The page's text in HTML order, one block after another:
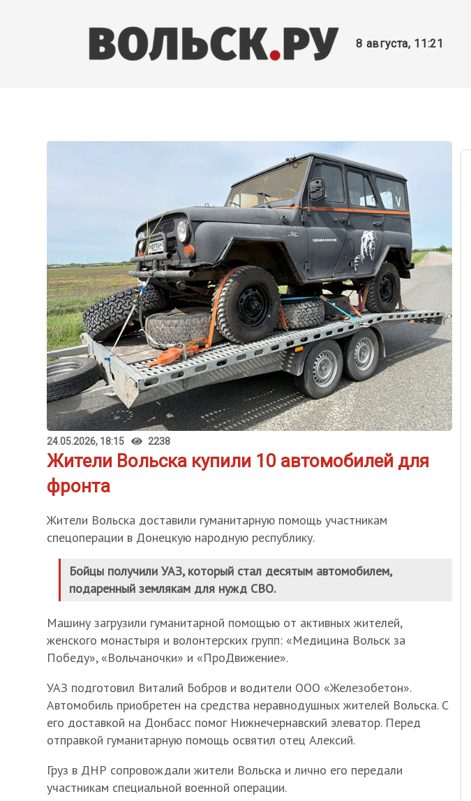
8 августа, 11:21
24.05.2026, 18:15 2238
Жители Вольска купили 10 автомобилей для
фронта
Жители Вольска доставили гуманитарную помощь участникам
спецоперации в Донецкую народную республику.
Бойцы получили УАЗ, который стал десятым автомобилем,
подаренный землякам для нужд СВО.
Машину загрузили гуманитарной помощью от активных жителей,
женского монастыря и волонтерских групп: «Медицина Вольск за
Победу», «Вольчаночки» и «ПроДвижение».
УАЗ подготовил Виталий Бобров и водители ООО «Железобетон».
Автомобиль приобретен на средства неравнодушных жителей Вольска. С
его доставкой на Донбасс помог Нижнечернавский элеватор. Перед
отправкой гуманитарную помощь освятил отец Алексий.
Груз в ДНР сопровождали жители Вольска и лично его передали
участникам специальной военной операции.